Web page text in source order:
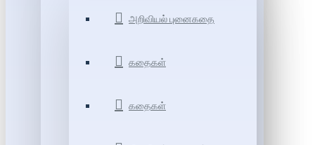
அறிவியல் புனைகதை
கதைகள்
கதைகள்